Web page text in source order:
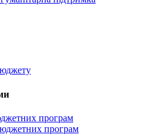
програм
програм